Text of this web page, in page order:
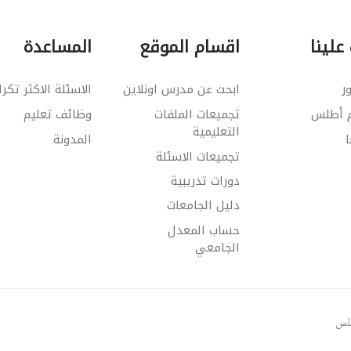
أطلس
اقسام الموقع
ابحث عن مدرس اونلاين
تجميعات الملفات
التعليمية
تجميعات الاسئلة
دورات تدريبية
دليل الجامعات
حساب المعدل
الجامعي
المساعدة
الاسئلة الاكثر
وظائف تعليم
المدونة